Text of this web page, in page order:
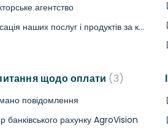
агентство
Індексація наших послуг і продуктів за квартал
щодо оплати 3
повідомлення
банківського рахунку AgroVision